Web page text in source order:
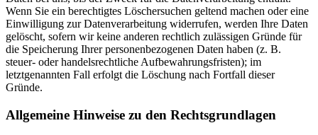
Wenn Sie ein berechtigtes Löschersuchen geltend machen oder eine
Einwilligung zur Datenverarbeitung widerrufen, werden Ihre Daten
gelöscht, sofern wir keine anderen rechtlich zulässigen Gründe für
die Speicherung Ihrer personenbezogenen Daten haben (z. B.
steuer- oder handelsrechtliche Aufbewahrungsfristen); im
letztgenannten Fall erfolgt die Löschung nach Fortfall dieser
Gründe.
Allgemeine Hinweise zu den Rechtsgrundlagen